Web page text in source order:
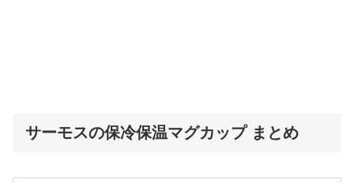
サーモスの保冷保温マグカップ まとめ